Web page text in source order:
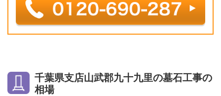
千葉県支店山武郡九十九里の墓石工事の
相場